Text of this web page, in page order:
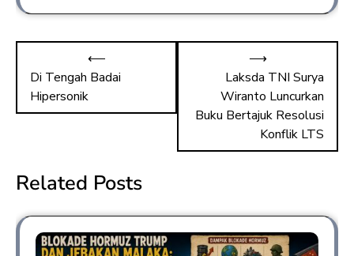
e
b
o
ok
st
o
d
n
ai
l
ar
e
⟵
Di Tengah Badai
Hipersonik
Laksda TNI Surya
Wiranto Luncurkan
Buku Bertajuk Resolusi
Konflik LTS
⟶
Related Posts